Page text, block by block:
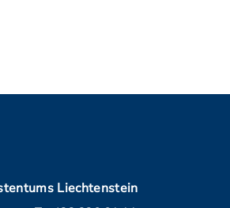
Liechtenstein